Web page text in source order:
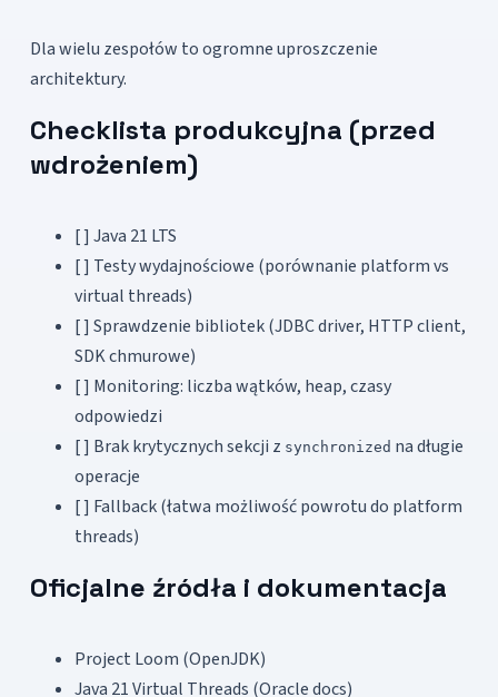
Dla wielu zespołów to ogromne uproszczenie
architektury.
Checklista produkcyjna (przed
wdrożeniem)
[ ] Java 21 LTS
[ ] Testy wydajnościowe (porównanie platform vs
virtual threads)
[ ] Sprawdzenie bibliotek (JDBC driver, HTTP client,
SDK chmurowe)
[ ] Monitoring: liczba wątków, heap, czasy
odpowiedzi
[ ] Brak krytycznych sekcji z synchronized na długie
operacje
[ ] Fallback (łatwa możliwość powrotu do platform
threads)
Oficjalne źródła i dokumentacja
Project Loom (OpenJDK)
Java 21 Virtual Threads (Oracle docs)